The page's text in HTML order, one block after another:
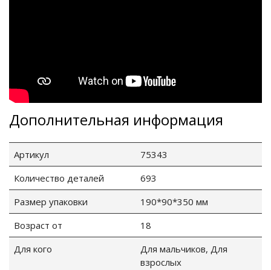
Дополнительная информация
Артикул
75343
Количество деталей
693
Размер упаковки
190*90*350 мм
Возраст от
18
Для кого
Для мальчиков, Для
взрослых